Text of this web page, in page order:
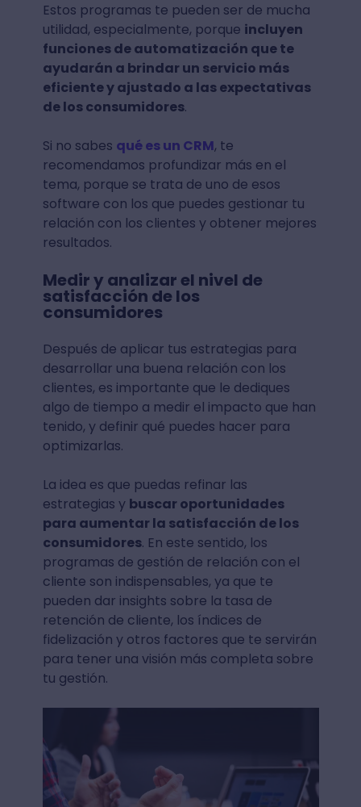
Estos programas te pueden ser de mucha
utilidad, especialmente, porque incluyen
funciones de automatización que te
ayudarán a brindar un servicio más
eficiente y ajustado a las expectativas
de los consumidores.
Si no sabes qué es un CRM, te
recomendamos profundizar más en el
tema, porque se trata de uno de esos
software con los que puedes gestionar tu
relación con los clientes y obtener mejores
resultados.
Medir y analizar el nivel de
satisfacción de los
consumidores
Después de aplicar tus estrategias para
desarrollar una buena relación con los
clientes, es importante que le dediques
algo de tiempo a medir el impacto que han
tenido, y definir qué puedes hacer para
optimizarlas.
La idea es que puedas refinar las
estrategias y buscar oportunidades
para aumentar la satisfacción de los
consumidores. En este sentido, los
programas de gestión de relación con el
cliente son indispensables, ya que te
pueden dar insights sobre la tasa de
retención de cliente, los índices de
fidelización y otros factores que te servirán
para tener una visión más completa sobre
tu gestión.